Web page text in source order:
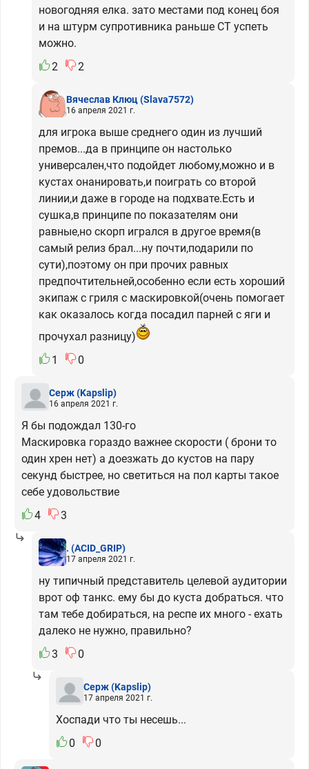
новогодняя елка. зато местами под конец боя
и на штурм супротивника раньше СТ успеть
можно.
2
2
Вячеслав Клюц(Slava7572)
16 апреля 2021 г.
для игрока выше среднего один из лучший
премов...да в принципе он настолько
универсален,что подойдет любому,можно и в
кустах онанировать,и поиграть со второй
линии,и даже в городе на подхвате.Есть и
сушка,в принципе по показателям они
равные,но скорп игрался в другое время(в
самый релиз брал...ну почти,подарили по
сути),поэтому он при прочих равных
предпочтительней,особенно если есть хороший
экипаж с гриля с маскировкой(очень помогает
как оказалось когда посадил парней с яги и
прочухал разницу)
1
0
Серж(Kapslip)
16 апреля 2021 г.
Я бы подождал 130-го
Маскировка гораздо важнее скорости ( брони то
один хрен нет) а доезжать до кустов на пару
секунд быстрее, но светиться на пол карты такое
себе удовольствие
4
3
. (ACID_GRIP)
17 апреля 2021 г.
ну типичный представитель целевой аудитории
врот оф танкс. ему бы до куста добраться. что
там тебе добираться, на респе их много - ехать
далеко не нужно, правильно?
3
0
Серж(Kapslip)
17 апреля 2021 г.
Хоспади что ты несешь...
0
0